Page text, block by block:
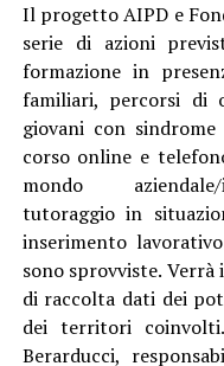
Il progetto AIPD e
serie di azioni
formazione in
familiari, percorsi di
giovani con
corso online e
mondo
tutoraggio in
inserimento
sono sprovviste.
di raccolta dati dei
dei territori
Berarducci,